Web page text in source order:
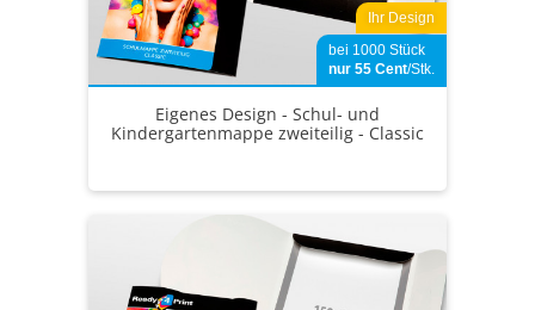
Ihr Design
bei 1000 Stück
nur 55 Cent/Stk.
Eigenes Design - Schul- und
Kindergartenmappe zweiteilig - Classic